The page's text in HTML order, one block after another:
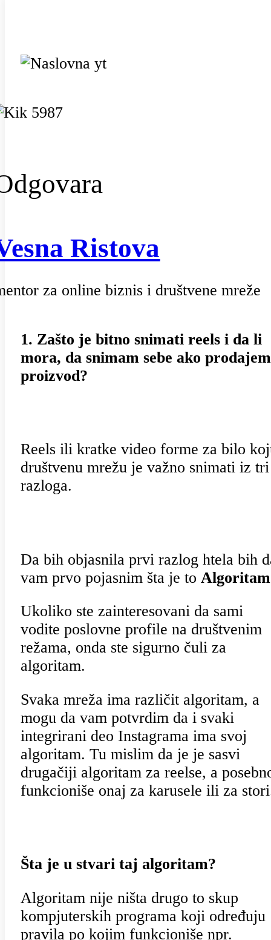
Ristova
za online biznis i društvene mreže
1. Zašto je bitno snimati reels i da li
mora, da snimam sebe ako prodajem
proizvod?
Reels ili kratke video forme za bilo
društvenu mrežu je važno snimati iz tri
razloga.
Da bih objasnila prvi razlog htela bih
vam prvo pojasnim šta je to Algoritam
Ukoliko ste zainteresovani da sami
vodite poslovne profile na društvenim
režama, onda ste sigurno čuli za
algoritam.
Svaka mreža ima različit algoritam, a
mogu da vam potvrdim da i svaki
integrirani deo Instagrama ima svoj
algoritam. Tu mislim da je je sasvi
drugačiji algoritam za reelse, a
funkcioniše onaj za karusele ili za
Šta je u stvari taj algoritam?
Algoritam nije ništa drugo to skup
kompjuterskih programa koji određuju
pravila po kojim funkcioniše npr.